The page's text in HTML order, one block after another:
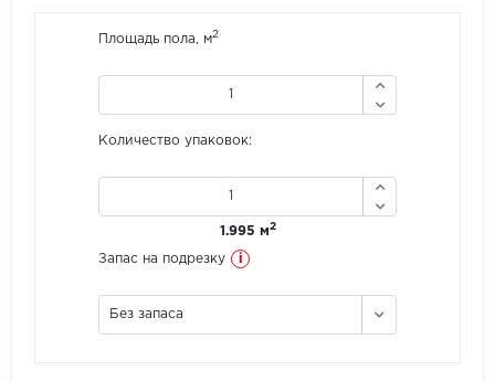
Jinan PDM
KDF
Площадь пола, м2
Количество упаковок:
1.995 м 2
Запас на подрезку i
Без запаса